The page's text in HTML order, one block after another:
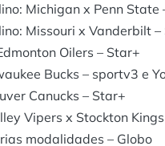
Michigan x Penn State
Missouri x Vanderbilt –
Oilers – Star+
Bucks – sportv3 e
Canucks – Star+
Vipers x Stockton
modalidades – Globo